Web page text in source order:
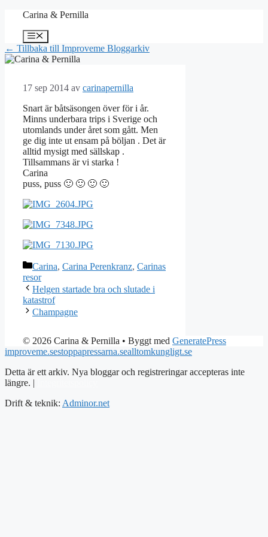
Hoppa
innehåll
Carina & Pernilla
Meny
← Tillbaka till Improveme Bloggarkiv
17 sep 2014 av carinapernilla
Snart är båtsäsongen över för i år.
Minns underbara trips i Sverige och
utomlands under året som gått. Men
ge dig inte ut ensam på böljan . Det är
alltid mysigt med sällskap .
Tillsammans är vi starka !
Carina
puss, puss 🙂 🙂 🙂 🙂
Kategorier
Carina, Carina Perenkranz, Carinas
resor
Helgen startade bra och slutade i
katastrof
Champagne
© 2026 Carina & Pernilla • Byggt med GeneratePress
improveme.sestoppapressarna.sealltomkungligt.se
Detta är ett arkiv. Nya bloggar och registreringar accepteras inte
längre. |
Drift & teknik: Adminor.net